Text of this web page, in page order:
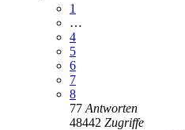
1
…
4
5
6
7
8
77 Antworten
48442 Zugriffe